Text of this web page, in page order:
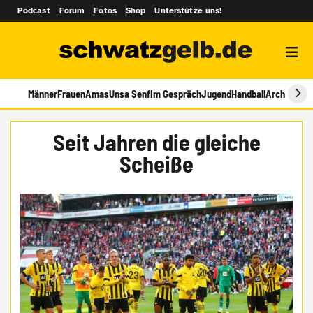
Podcast Forum Fotos Shop Unterstütze uns!
MännerFrauenAmasUnsa SenfIm GesprächJugendHandballArchiv
Seit Jahren die gleiche
Scheiße